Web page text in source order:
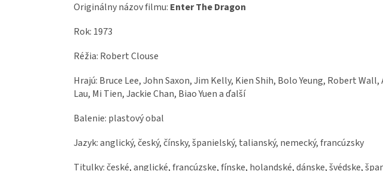
Originálny názov filmu: Enter The Dragon
Rok: 1973
Réžia: Robert Clouse
Hrajú: Bruce Lee, John Saxon, Jim Kelly, Kien Shih, Bolo Yeung, Robert
Lau, Mi Tien, Jackie Chan, Biao Yuen a ďalší
Balenie: plastový obal
Jazyk: anglický, český, čínsky, španielský, talianský, nemecký, francúzsky
Titulky: české, anglické, francúzske, fínske, holandské, dánske, švédske,